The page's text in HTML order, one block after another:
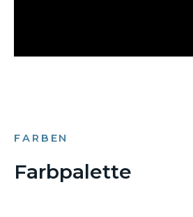
FARBEN
Farbpalette